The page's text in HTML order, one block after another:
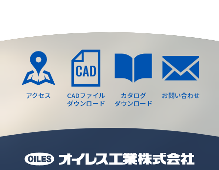
アクセス
CADファイル
ダウンロード
カタログ
ダウンロード
お問い合わせ